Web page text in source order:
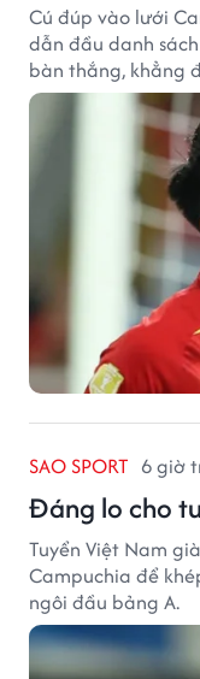
Cú đúp vào lưới
dẫn đầu danh
bàn thắng, khẳng
tuyển Việt Nam.
SAO SPORT 6 giờ
Đáng lo cho
Tuyển Việt Nam
Campuchia để
ngôi đầu bảng A.